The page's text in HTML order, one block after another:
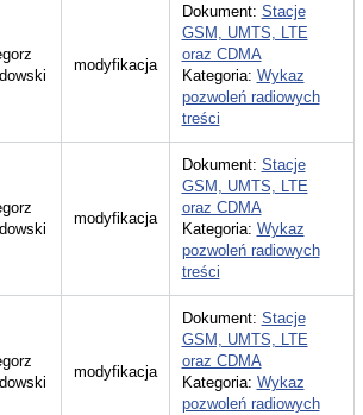
modyfikacja
Dokument: Stacje
GSM, UMTS, LTE
oraz CDMA
Kategoria: Wykaz
pozwoleń radiowych
treści
modyfikacja
Dokument: Stacje
GSM, UMTS, LTE
oraz CDMA
Kategoria: Wykaz
pozwoleń radiowych
treści
modyfikacja
Dokument: Stacje
GSM, UMTS, LTE
oraz CDMA
Kategoria: Wykaz
pozwoleń radiowych